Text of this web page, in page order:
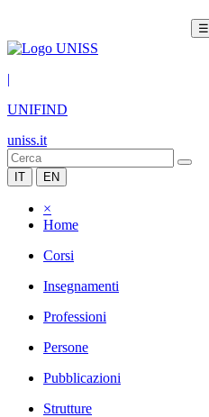
☰
|
UNIFIND
uniss.it
IT EN
×
Home
Corsi
Insegnamenti
Professioni
Persone
Pubblicazioni
Strutture